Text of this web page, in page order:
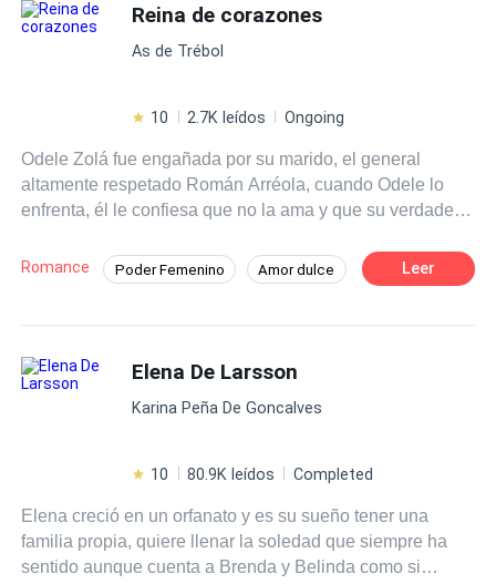
Reina de corazones
As de Trébol
10 2.7K leídos Ongoing
Odele Zolá fue engañada por su marido, el general
altamente respetado Román Arréola, cuando Odele lo
enfrenta, él le confiesa que no la ama y que su verdadero
discusión, son atacados por miembros de la organización
criminal "La Baraja". Impotente, ve cómo Román salva a
morirá y a Odele se le rompe el corazón una vez más.
Más tarde, Odele despierta en un basurero en otro país,
no sabe cómo llegó a ahí, pero está viva y parece que
idioma de ese lugar, Odele se hace una promesa: Volverá
Romance Poder Femenino Amor dulce
Desafío a las Expectativas
Leer
Elena De Larsson
Karina Peña De Goncalves
10 80.9K leídos Completed
Elena creció en un orfanato y es su sueño tener una
familia propia, quiere llenar la soledad que siempre ha
sentido aunque cuenta a Brenda y Belinda como si